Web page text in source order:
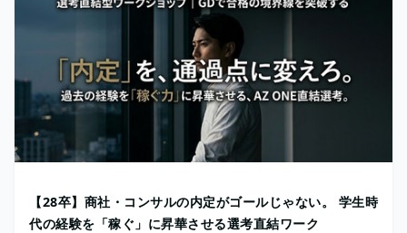
【28卒】商社・コンサルの内定がゴールじゃない。 学生時
代の経験を「稼ぐ」に昇華させる選考直結ワーク